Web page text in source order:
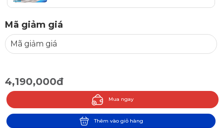
Mã giảm giá
4,190,000đ
Mua ngay
Thêm vào giỏ hàng